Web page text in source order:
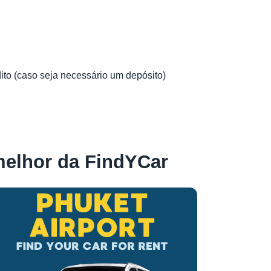
(caso seja necessário um depósito)
da FindYCar